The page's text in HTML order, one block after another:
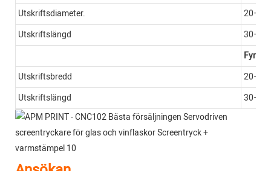
Utskriftsdiameter.
Utskriftslängd
Utskriftsbredd
Utskriftslängd